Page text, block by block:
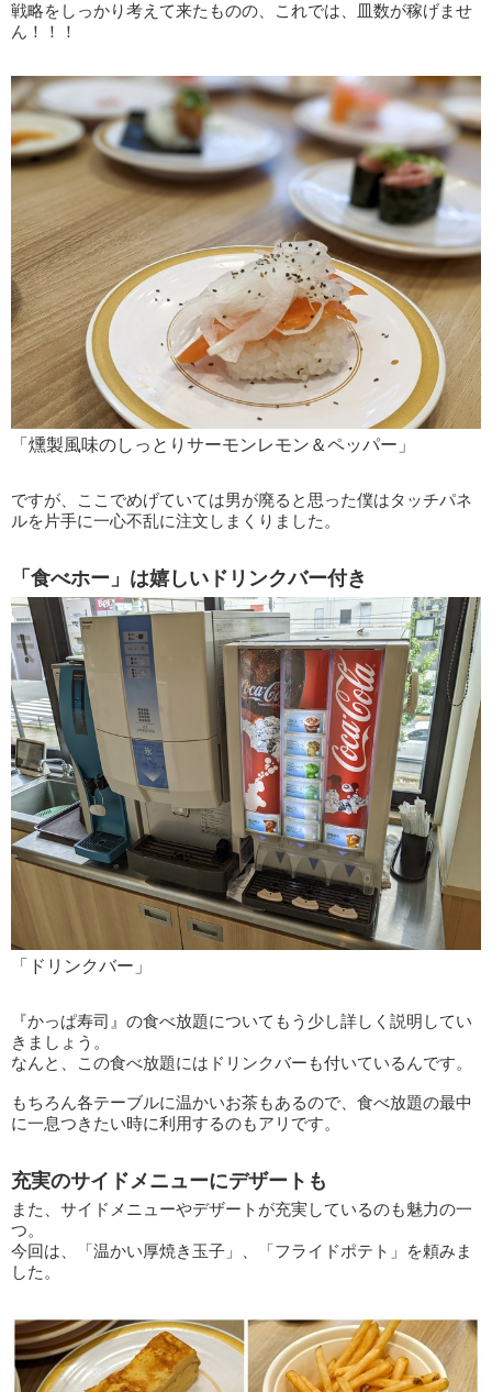
戦略をしっかり考えて来たものの、これでは、皿数が稼げませ
ん！！！
「燻製風味のしっとりサーモンレモン＆ペッパー」
ですが、ここでめげていては男が廃ると思った僕はタッチパネ
ルを片手に一心不乱に注文しまくりました。
「食べホー」は嬉しいドリンクバー付き
「ドリンクバー」
『かっぱ寿司』の食べ放題についてもう少し詳しく説明してい
きましょう。
なんと、この食べ放題にはドリンクバーも付いているんです。
もちろん各テーブルに温かいお茶もあるので、食べ放題の最中
に一息つきたい時に利用するのもアリです。
充実のサイドメニューにデザートも
また、サイドメニューやデザートが充実しているのも魅力の一
つ。
今回は、「温かい厚焼き玉子」、「フライドポテト」を頼みま
した。